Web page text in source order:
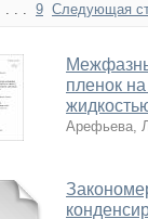
. . . 9 Следующая
пленок
Арефьева,